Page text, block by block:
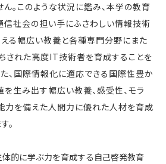
。このような状況に鑑み、本学の教育
信社会の担い手にふさわしい情報技術
える幅広い教養と各種専門分野にまた
された高度IT技術者を育成することを
、国際情報化に適応できる国際性豊か
生み出す幅広い教養、感受性、モラ
力を備えた人間力に優れた人材を育成
。
的に学ぶ力を育成する自己啓発教育